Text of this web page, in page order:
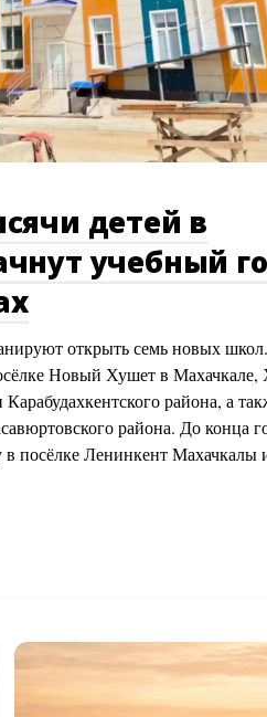
детей в
учебный
открыть семь новых
Новый Хушет в Махачкале,
района, а
района. До конца
посёлке Ленинкент Махачкалы